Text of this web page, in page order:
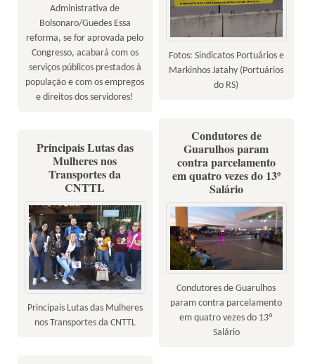
Administrativa de
Bolsonaro/Guedes Essa
reforma, se for aprovada pelo
Congresso, acabará com os
serviços públicos prestados à
população e com os empregos
e direitos dos servidores!
Fotos: Sindicatos Portuários e
Markinhos Jatahy (Portuários
do RS)
Condutores de
Guarulhos param
contra parcelamento
em quatro vezes do 13º
Salário
Condutores de Guarulhos
param contra parcelamento
em quatro vezes do 13º
Salário
Principais Lutas das
Mulheres nos
Transportes da
CNTTL
Principais Lutas das Mulheres
nos Transportes da CNTTL